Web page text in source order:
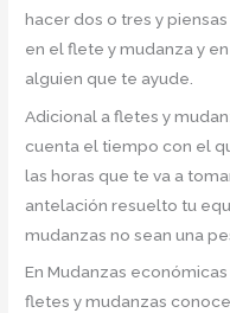
hacer dos o tres y
en el flete y mudanza y
alguien que te ayude.
Adicional a fletes y
cuenta el tiempo con el
las horas que te va a
antelación resuelto tu
mudanzas no sean una
En Mudanzas
fletes y mudanzas